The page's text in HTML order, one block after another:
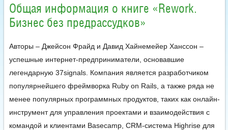
Общая информация о книге «Rework.
Бизнес без предрассудков»
Авторы – Джейсон Фрайд и Давид Хайнемейер Ханссон –
успешные интернет-предприниматели, основавшие
легендарную 37signals. Компания является разработчиком
популярнейшего фреймворка Ruby on Rails, а также ряда не
менее популярных программных продуктов, таких как онлайн-
инструмент для управления проектами и взаимодействия с
командой и клиентами Basecamp, CRM-система Highrise для